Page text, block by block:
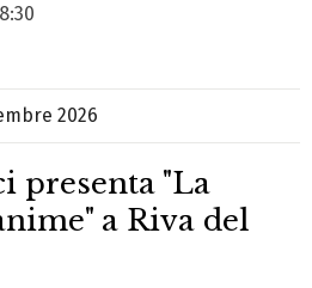
2026
presenta "La
a Riva del